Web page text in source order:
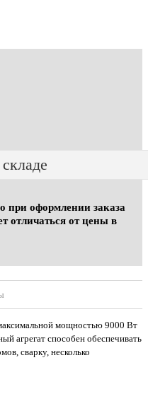
при оформлении заказа
отличаться от цены в
мощностью 9000 Вт
агрегат способен обеспечивать
сварку, несколько